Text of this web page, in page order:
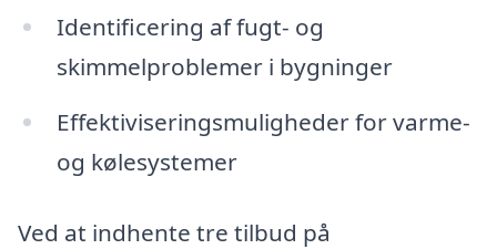
Identificering af fugt- og
skimmelproblemer i bygninger
Effektiviseringsmuligheder for varme-
og kølesystemer
Ved at indhente tre tilbud på